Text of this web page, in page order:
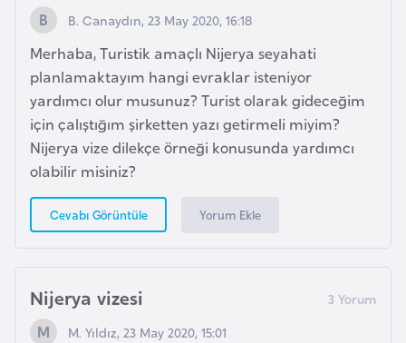
B. Canaydın, 23 May 2020, 16:18
Merhaba, Turistik amaçlı Nijerya seyahati
planlamaktayım hangi evraklar isteniyor
yardımcı olur musunuz? Turist olarak gideceğim
için çalıştığım şirketten yazı getirmeli miyim?
Nijerya vize dilekçe örneği konusunda yardımcı
olabilir misiniz?
Cevabı Görüntüle Yorum Ekle
Nijerya vizesi
M. Yıldız, 23 May 2020, 15:01
ü
n
e
y
K
o
r
e
ü
n